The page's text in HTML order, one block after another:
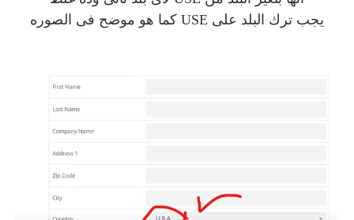
يجب ترك البلد على USE كما هو موضح فى الصوره